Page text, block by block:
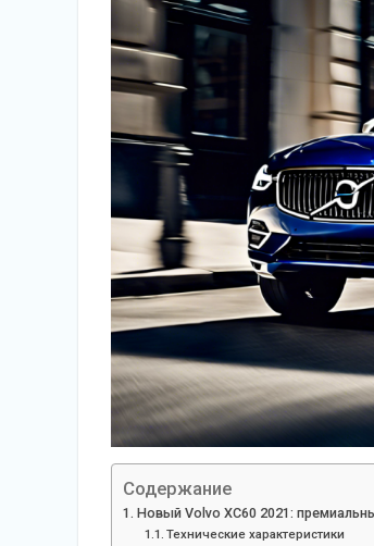
Содержание
Новый Volvo XC60 2021:
Технические характеристики